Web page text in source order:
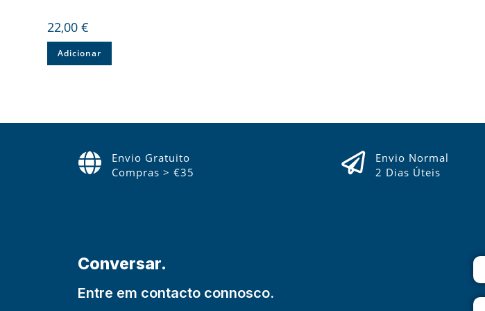
22,00€
Adicionar
Envio Gratuito
Compras > €35
Envio Normal
2 Dias Úteis
Conversar.
Entre em contacto connosco.